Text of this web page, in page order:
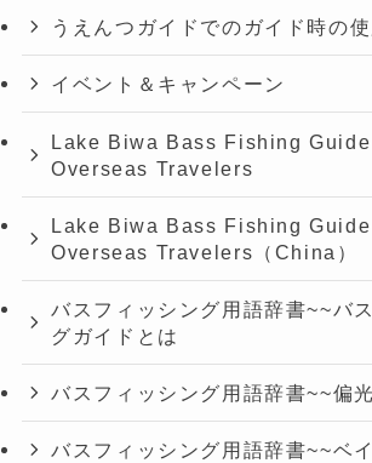
うえんつガイドでのガイド時の
イベント＆キャンペーン
Lake Biwa Bass Fishing
Overseas Travelers
Lake Biwa Bass Fishing
Overseas Travelers（China）
バスフィッシング用語辞書~~バ
グガイドとは
バスフィッシング用語辞書~~偏
バスフィッシング用語辞書~~ベ